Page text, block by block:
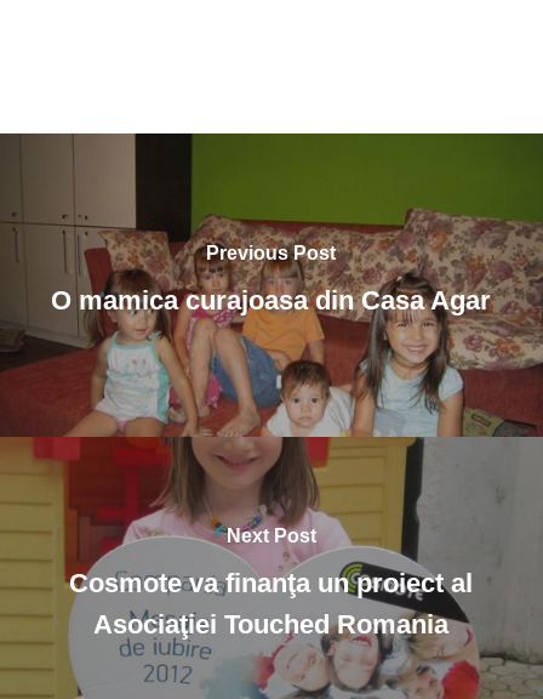
Previous Post
O mamica curajoasa din Casa Agar
Next Post
Cosmote va finanţa un proiect al
Asociaţiei Touched Romania